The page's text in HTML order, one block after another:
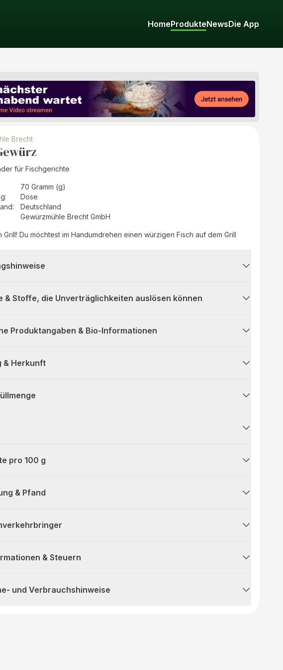
HomeProdukteNewsDie App
Brecht
für Fischgerichte
70 Gramm (g)
:
Dose
:
Deutschland
Gewürzmühle Brecht GmbH
Grill! Du möchtest im Handumdrehen einen würzigen Fisch auf dem Grill
& Stoffe, die Unverträglichkeiten auslösen können
Produktangaben & Bio-Informationen
& Herkunft
pro 100 g
& Pfand
& Steuern
und Verbrauchshinweise